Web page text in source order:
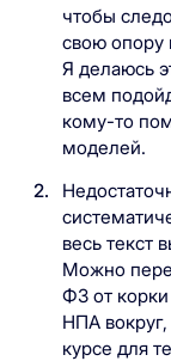
чтобы
свою опору
Я делаюсь
всем
кому-то
моделей.
весь текст
Можно
ФЗ от
НПА
курсе для